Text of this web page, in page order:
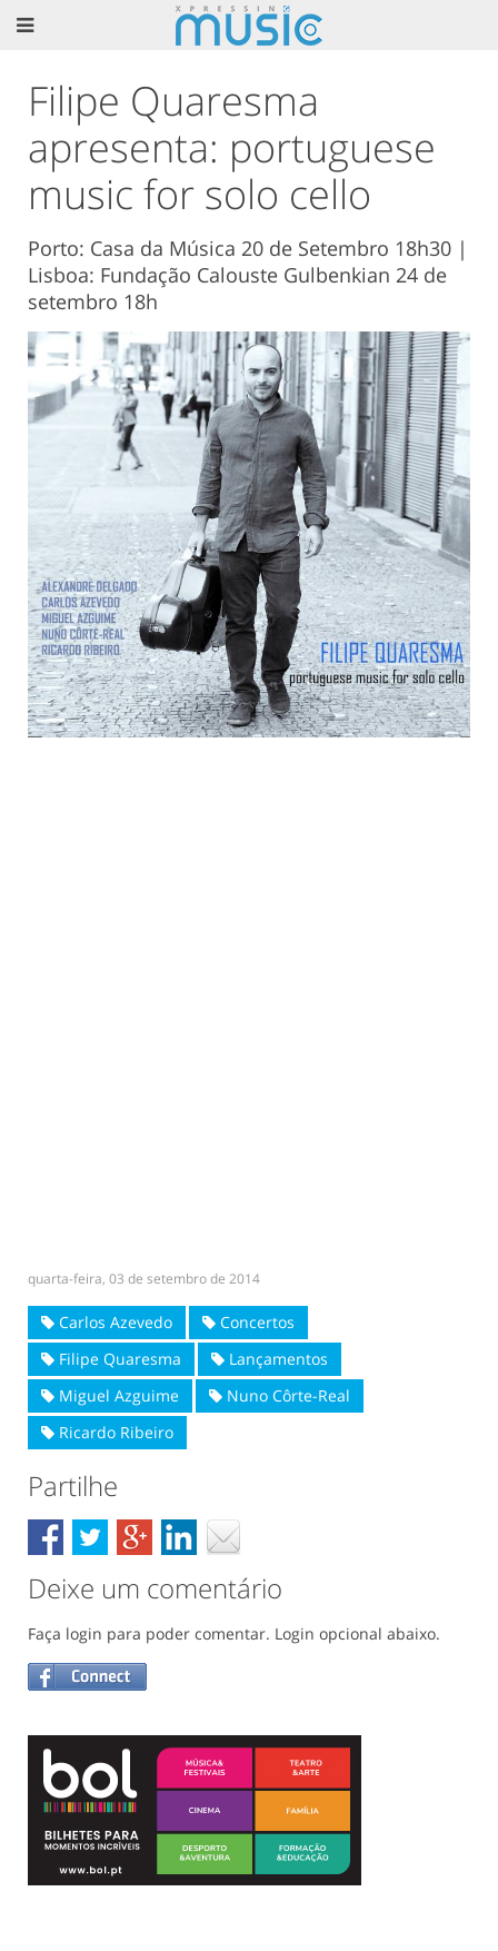
Filipe Quaresma
apresenta: portuguese
music for solo cello
Porto: Casa da Música 20 de Setembro 18h30 |
Lisboa: Fundação Calouste Gulbenkian 24 de
setembro 18h
quarta-feira, 03 de setembro de 2014
Carlos Azevedo
Concertos
Filipe Quaresma
Lançamentos
Miguel Azguime
Nuno Côrte-Real
Ricardo Ribeiro
Partilhe
Deixe um comentário
Faça login para poder comentar. Login opcional abaixo.